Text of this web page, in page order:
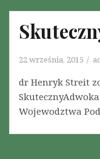
22 września, 2015
dr Henryk Streit
Wojewodztwa